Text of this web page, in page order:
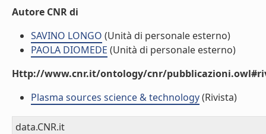
Autore CNR di
SAVINO LONGO (Unità di personale esterno)
PAOLA DIOMEDE (Unità di personale esterno)
Http://www.cnr.it/ontology/cnr/
Plasma sources science & technology(Rivista)
data.CNR.it